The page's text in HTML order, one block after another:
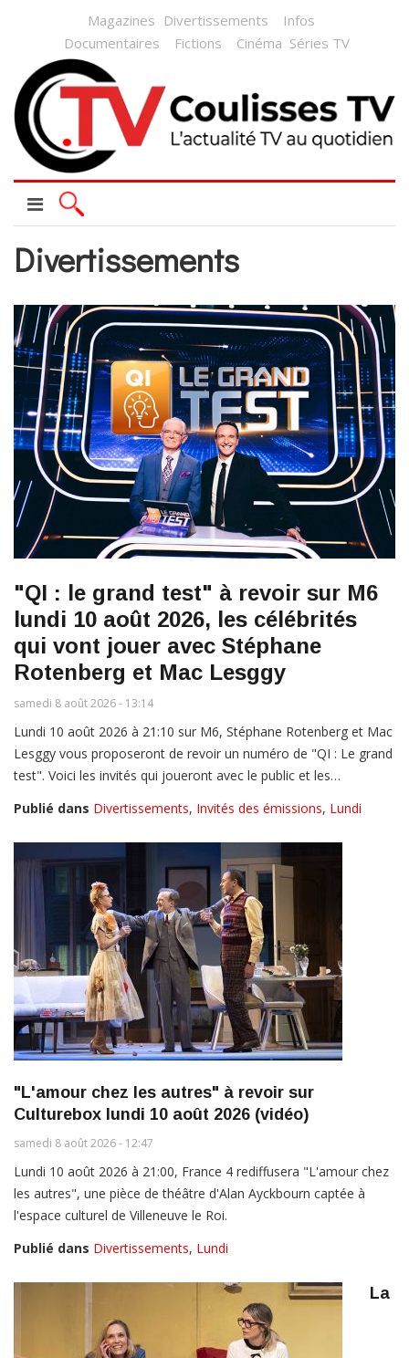
Magazines Divertissements
Infos
Documentaires
Fictions Cinéma Séries TV
Divertissements
"QI : le grand test" à revoir sur M6
lundi 10 août 2026, les célébrités
qui vont jouer avec Stéphane
Rotenberg et Mac Lesggy
samedi 8 août 2026 - 13:14
Lundi 10 août 2026 à 21:10 sur M6, Stéphane Rotenberg et Mac
Lesggy vous proposeront de revoir un numéro de "QI : Le grand
test". Voici les invités qui joueront avec le public et les…
Publié dans Divertissements, Invités des émissions, Lundi
"L'amour chez les autres" à revoir sur
Culturebox lundi 10 août 2026 (vidéo)
samedi 8 août 2026 - 12:47
Lundi 10 août 2026 à 21:00, France 4 rediffusera "L'amour chez
les autres", une pièce de théâtre d'Alan Ayckbourn captée à
l'espace culturel de Villeneuve le Roi.
Publié dans Divertissements, Lundi
La